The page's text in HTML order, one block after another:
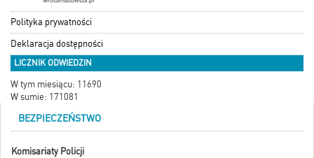
Polityka prywatności
Deklaracja dostępności
LICZNIK ODWIEDZIN
W tym miesiącu: 11690
W sumie: 171081
BEZPIECZEŃSTWO
Komisariaty Policji